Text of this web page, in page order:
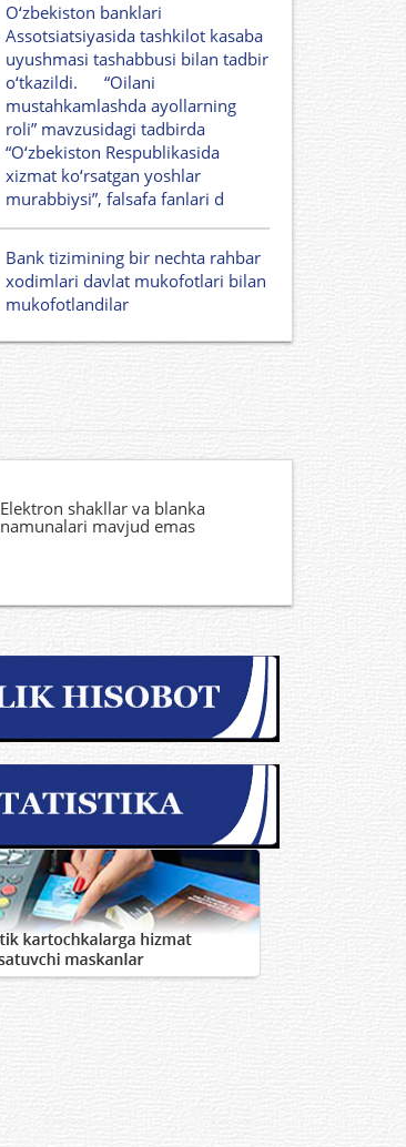
O‘zbekiston banklari
Assotsiatsiyasida tashkilot kasaba
uyushmasi tashabbusi bilan tadbir
o‘tkazildi. “Oilani
mustahkamlashda ayollarning
roli” mavzusidagi tadbirda
“O‘zbekiston Respublikasida
xizmat ko‘rsatgan yoshlar
murabbiysi”, falsafa fanlari d
Bank tizimining bir nechta rahbar
xodimlari davlat mukofotlari bilan
mukofotlandilar
Elektron shakllar va blanka
namunalari mavjud emas